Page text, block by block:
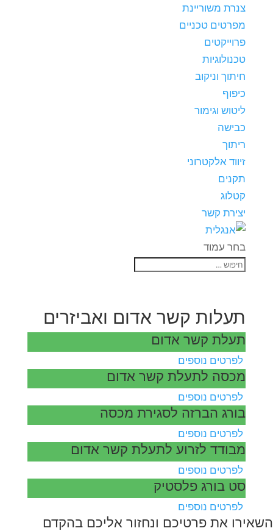
צנרת משוריינת
מפרטים טכניים
פרוייקטים
טכנולוגיות
חיתוך וניקוב
כיפוף
ליטוש וגימור
כבישה
ריתוך
זיווד אלקטרוני
תקנים
קטלוג
יצירת קשר
בחר עמוד
תעלות קשר אדום ואביזרים
תעלת קשר אדום
לפרטים נוספים
מכסה לתעלת קשר אדום
לפרטים נוספים
בורג הברזה לסגירת מכסה
לפרטים נוספים
מבודד לזרוע לתעלת קשר אדום
לפרטים נוספים
סט בורג פלסטיק
לפרטים נוספים
השאירו את פרטיכם ונחזור אליכם בהקדם